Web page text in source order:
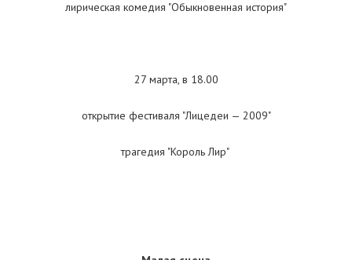
лирическая комедия "Обыкновенная история"
27 марта, в 18.00
открытие фестиваля "Лицедеи — 2009"
трагедия "Король Лир"